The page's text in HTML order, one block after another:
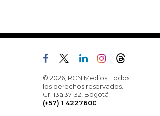
© 2026, RCN Medios. Todos
los derechos reservados.
Cr. 13a 37-32, Bogotá
(+57) 1 4227600